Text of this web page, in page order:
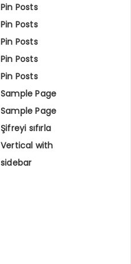
Pin Posts
Pin Posts
Pin Posts
Pin Posts
Pin Posts
Sample Page
Sample Page
Şifreyi sıfırla
Vertical with
sidebar